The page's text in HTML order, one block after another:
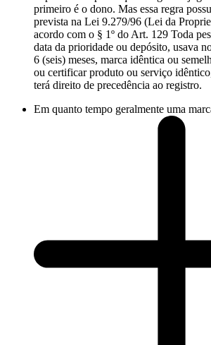
primeiro é o dono. Mas essa regra
prevista na Lei 9.279/96 (Lei da
acordo com o § 1º do Art. 129 Toda
data da prioridade ou depósito, usava
6 (seis) meses, marca idêntica ou
ou certificar produto ou serviço
terá direito de precedência ao registro.
Em quanto tempo geralmente uma